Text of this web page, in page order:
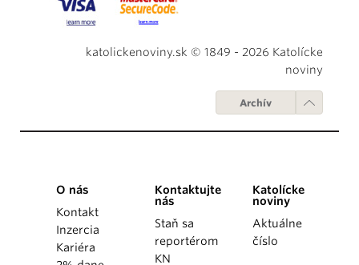
katolickenoviny.sk © 1849 - 2026 Katolícke
noviny
Archív
O nás
Kontakt
Inzercia
Kariéra
Kontaktujte
nás
Staň sa
reportérom
KN
Katolícke
noviny
Aktuálne
číslo